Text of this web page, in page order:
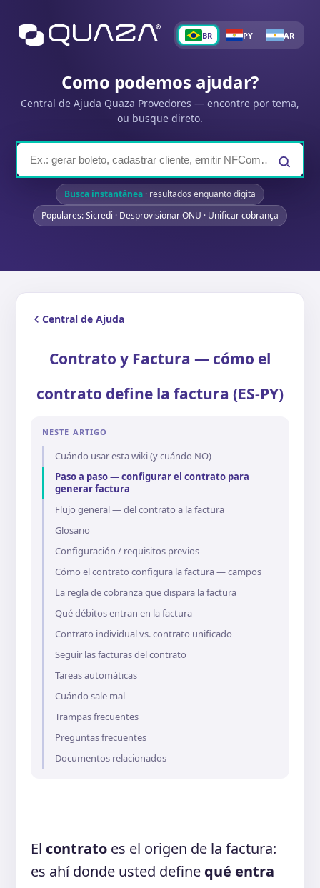
BR PY AR
Como podemos ajudar?
Central de Ajuda Quaza Provedores — encontre por tema,
ou busque direto.
Busca instantânea · resultados enquanto digita
Populares: Sicredi · Desprovisionar ONU · Unificar cobrança
Central de Ajuda
Contrato y Factura — cómo el
contrato define la factura (ES-PY)
El contrato es el origen de la factura:
es ahí donde usted define qué entra
NESTE ARTIGO
Cuándo usar esta wiki (y cuándo NO)
Paso a paso — configurar el contrato para
generar factura
Flujo general — del contrato a la factura
Glosario
Configuración / requisitos previos
Cómo el contrato configura la factura — campos
La regla de cobranza que dispara la factura
Qué débitos entran en la factura
Contrato individual vs. contrato unificado
Seguir las facturas del contrato
Tareas automáticas
Cuándo sale mal
Trampas frecuentes
Preguntas frecuentes
Documentos relacionados